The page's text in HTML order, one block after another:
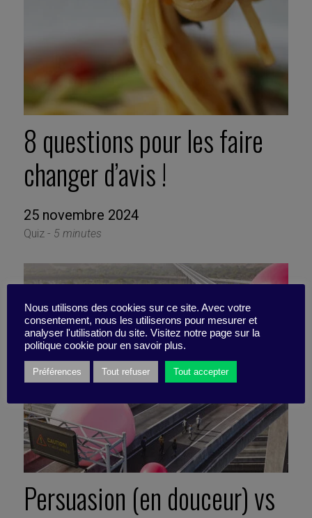
8 questions pour les faire
changer d’avis !
25 novembre 2024
Quiz - 5 minutes
Persuasion (en douceur) vs
Nous utilisons des cookies sur ce site. Avec votre
consentement, nous les utiliserons pour mesurer et
analyser l'utilisation du site. Visitez notre page sur la
politique cookie pour en savoir plus.
Préférences Tout refuser Tout accepter